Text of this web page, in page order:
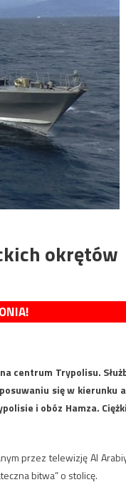
okrętów
centrum Trypolisu.
się w kierunku
i obóz Hamza.
przez telewizję Al
bitwa” o stolicę.